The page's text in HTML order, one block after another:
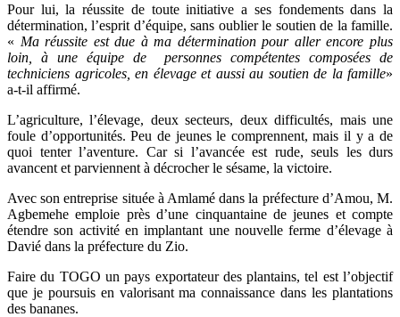
Pour lui, la réussite de toute initiative a ses fondements dans la
détermination, l’esprit d’équipe, sans oublier le soutien de la famille.
« Ma réussite est due à ma détermination pour aller encore plus
loin, à une équipe de personnes compétentes composées de
techniciens agricoles, en élevage et aussi au soutien de la famille»
a-t-il affirmé.
L’agriculture, l’élevage, deux secteurs, deux difficultés, mais une
foule d’opportunités. Peu de jeunes le comprennent, mais il y a de
quoi tenter l’aventure. Car si l’avancée est rude, seuls les durs
avancent et parviennent à décrocher le sésame, la victoire.
Avec son entreprise située à Amlamé dans la préfecture d’Amou, M.
Agbemehe emploie près d’une cinquantaine de jeunes et compte
étendre son activité en implantant une nouvelle ferme d’élevage à
Davié dans la préfecture du Zio.
Faire du TOGO un pays exportateur des plantains, tel est l’objectif
que je poursuis en valorisant ma connaissance dans les plantations
des bananes.